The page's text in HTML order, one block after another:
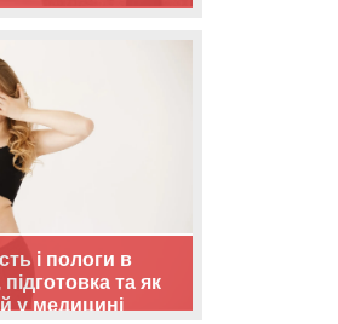
і пологи в
та як
у медицині